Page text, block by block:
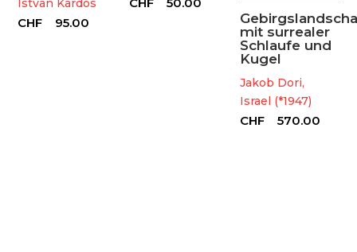
Istvan Kardos
CHF 95.00
mit surrealer
Schlaufe und
Kugel
Jakob Dori,
Israel (*1947)
CHF 570.00